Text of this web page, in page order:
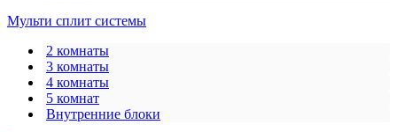
Мульти сплит системы
2 комнаты
3 комнаты
4 комнаты
5 комнат
Внутренние блоки